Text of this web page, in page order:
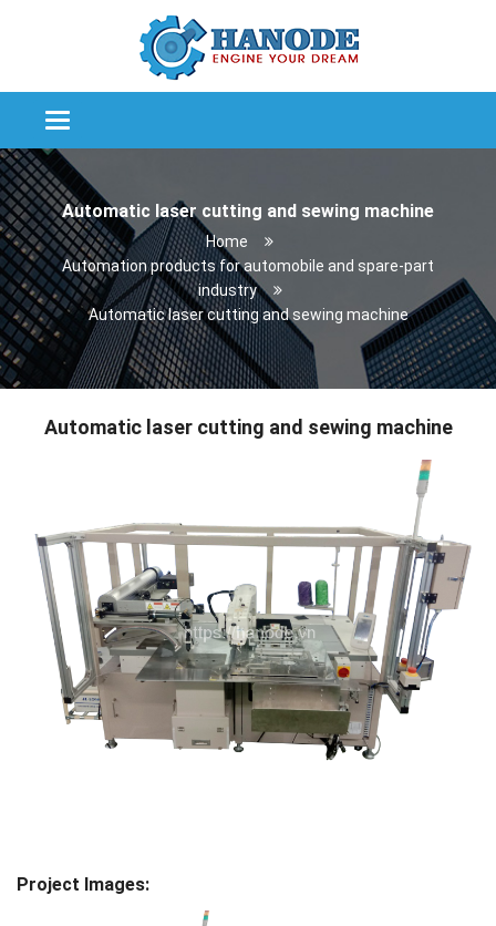
Categories
Automatic laser cutting and sewing machine
Home
Automation products for automobile and spare-part
industry
Automatic laser cutting and sewing machine
Automatic laser cutting and sewing machine
Project Images: